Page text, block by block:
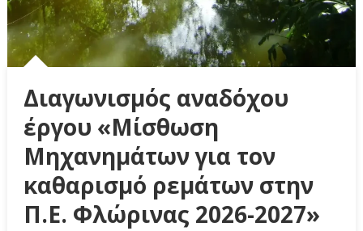
Διαγωνισμός αναδόχου
έργου «Μίσθωση
Μηχανημάτων για τον
καθαρισμό ρεμάτων στην
Π.Ε. Φλώρινας 2026-2027»